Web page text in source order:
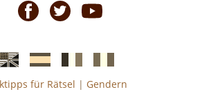
Spanischefranzösicheitalienische
für Rätsel | Gendern